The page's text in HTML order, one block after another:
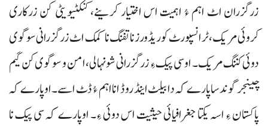
زرگزران اٹ اہم ءُ اہمیت اس اختیار کرینے، کنکٹیویٹی کن زرکاری
کروئی مریک، ٹرانسپورٹ کوریڈورز نا تفنگ نا کمک اٹ زرگزرانی سوگوی
دوئی کننگ مریک۔ اوسی پیک ءِ زرگزرانی شونہالی، امن و سوگوی کن گیم
چینجر گوندسا پارے کہ دا بیلٹ اینڈ روڈ انا اہم ءُ ڈٹ اسے۔ اوپارے کہ
پاکستان ءِ اسہ یکتا جغرافیائی حیثیت اس دوئی ءِ۔ اوپارے کہ سی پیک نا